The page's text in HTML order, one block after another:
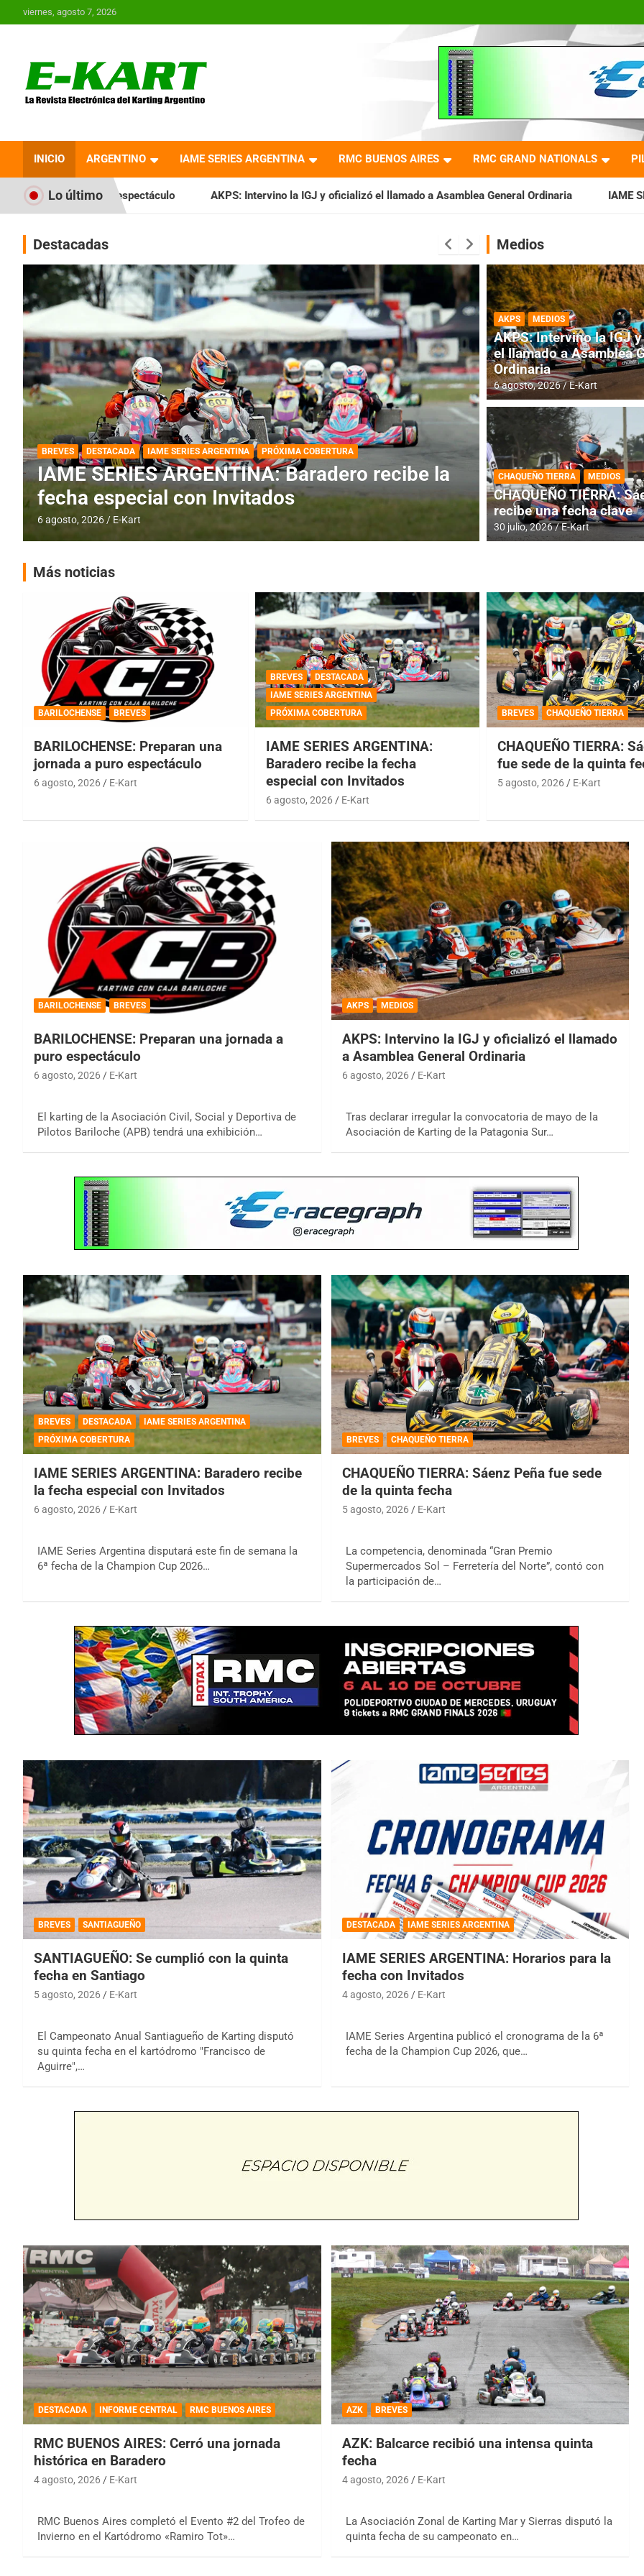
al
viernes, agosto 7, 2026
Revista Electrónica del
Karting en Argentina
INICIO ARGENTINO IAME SERIES ARGENTINA RMC BUENOS AIRES RMC GRAND NATIONALS
Lo último
espectáculo AKPS: Intervino la IGJ y oficializó el llamado a Asamblea General Ordinaria IAME SERIES ARGENTINA:
Destacadas
DESTACADA IAME SERIES ARGENTINA
IAME SERIES ARGENTINA: Horarios para la
fecha con Invitados
4 agosto, 2026 E-Kart
DESTACADA INFORME CENTRAL
RMC BUENOS
histórica en
4 agosto, 2026 E-Kart
Medios
AKPS MEDIOS
AKPS: Intervino la IGJ
el llamado a Asamblea
Ordinaria
6 agosto, 2026 E-Kart
CHAQUEÑO TIERRA MEDIOS
CHAQUEÑO TIERRA:
recibe una fecha clave
30 julio, 2026 E-Kart
Más noticias
BARILOCHENSE BREVES
BARILOCHENSE: Preparan una
jornada a puro espectáculo
6 agosto, 2026 E-Kart
BREVES
DESTACADA
IAME SERIES ARGENTINA
PRÓXIMA COBERTURA
IAME SERIES ARGENTINA:
Baradero recibe la fecha
especial con Invitados
6 agosto, 2026 E-Kart
BREVES CHAQUEÑO TIERRA
CHAQUEÑO TIERRA:
fue sede de la quinta
5 agosto, 2026 E-Kart
BARILOCHENSE BREVES
BARILOCHENSE: Preparan una jornada a
puro espectáculo
6 agosto, 2026 E-Kart
El karting de la Asociación Civil, Social y Deportiva de
Pilotos Bariloche (APB) tendrá una exhibición…
AKPS MEDIOS
AKPS: Intervino la IGJ y oficializó el llamado
a Asamblea General Ordinaria
6 agosto, 2026 E-Kart
Tras declarar irregular la convocatoria de mayo de la
Asociación de Karting de la Patagonia Sur…
BREVES DESTACADA
IAME SERIES ARGENTINA
PRÓXIMA COBERTURA
IAME SERIES ARGENTINA: Baradero recibe
la fecha especial con Invitados
6 agosto, 2026 E-Kart
IAME Series Argentina disputará este fin de semana la
6ª fecha de la Champion Cup 2026…
BREVES CHAQUEÑO TIERRA
CHAQUEÑO TIERRA: Sáenz Peña fue sede
de la quinta fecha
5 agosto, 2026 E-Kart
La competencia, denominada “Gran Premio
Supermercados Sol – Ferretería del Norte”, contó con
la participación de…
BREVES SANTIAGUEÑO
SANTIAGUEÑO: Se cumplió con la quinta
fecha en Santiago
5 agosto, 2026 E-Kart
El Campeonato Anual Santiagueño de Karting disputó
su quinta fecha en el kartódromo "Francisco de
Aguirre",…
DESTACADA IAME SERIES ARGENTINA
IAME SERIES ARGENTINA: Horarios para la
fecha con Invitados
4 agosto, 2026 E-Kart
IAME Series Argentina publicó el cronograma de la 6ª
fecha de la Champion Cup 2026, que…
DESTACADA INFORME CENTRAL RMC BUENOS AIRES
RMC BUENOS AIRES: Cerró una jornada
histórica en Baradero
4 agosto, 2026 E-Kart
RMC Buenos Aires completó el Evento #2 del Trofeo de
Invierno en el Kartódromo «Ramiro Tot»…
AZK BREVES
AZK: Balcarce recibió una intensa quinta
fecha
4 agosto, 2026 E-Kart
La Asociación Zonal de Karting Mar y Sierras disputó la
quinta fecha de su campeonato en…